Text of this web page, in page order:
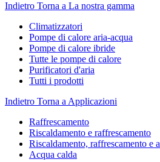
Indietro Torna a La nostra gamma
Climatizzatori
Pompe di calore aria-acqua
Pompe di calore ibride
Tutte le pompe di calore
Purificatori d'aria
Tutti i prodotti
Indietro Torna a Applicazioni
Raffrescamento
Riscaldamento e raffrescamento
Riscaldamento, raffrescamento e
Acqua calda